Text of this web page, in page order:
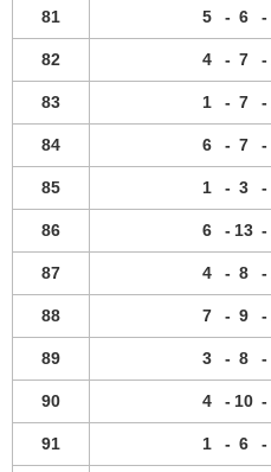
81 5 - 6 -
82 4 - 7 -
83 1 - 7 -
84 6 - 7 -
85 1 - 3 -
86 6 - 13 -
87 4 - 8 -
88 7 - 9 -
89 3 - 8 -
90 4 - 10 -
91 1 - 6 -